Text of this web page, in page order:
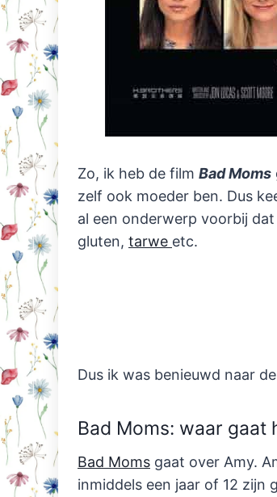
Zo, ik heb de film Bad Moms
zelf ook moeder ben. Dus
al een onderwerp voorbij
gluten, tarwe etc.
Dus ik was benieuwd naar
Bad Moms: waar gaat
Bad Moms gaat over Amy.
inmiddels een jaar of 12